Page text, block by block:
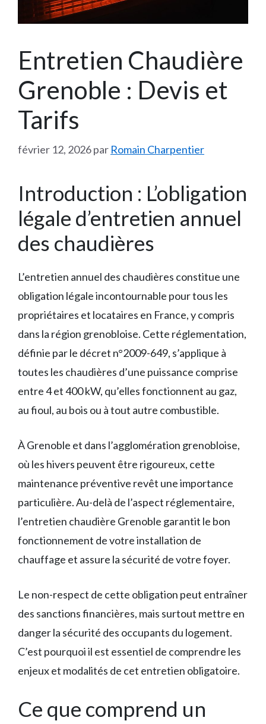
Entretien Chaudière
Grenoble : Devis et
Tarifs
février 12, 2026par Romain Charpentier
Introduction : L’obligation
légale d’entretien annuel
des chaudières
L’entretien annuel des chaudières constitue une
obligation légale incontournable pour tous les
propriétaires et locataires en France, y compris
dans la région grenobloise. Cette réglementation,
définie par le décret n°2009-649, s’applique à
toutes les chaudières d’une puissance comprise
entre 4 et 400 kW, qu’elles fonctionnent au gaz,
au fioul, au bois ou à tout autre combustible.
À Grenoble et dans l’agglomération grenobloise,
où les hivers peuvent être rigoureux, cette
maintenance préventive revêt une importance
particulière. Au-delà de l’aspect réglementaire,
l’entretien chaudière Grenoble garantit le bon
fonctionnement de votre installation de
chauffage et assure la sécurité de votre foyer.
Le non-respect de cette obligation peut entraîner
des sanctions financières, mais surtout mettre en
danger la sécurité des occupants du logement.
C’est pourquoi il est essentiel de comprendre les
enjeux et modalités de cet entretien obligatoire.
Ce que comprend un